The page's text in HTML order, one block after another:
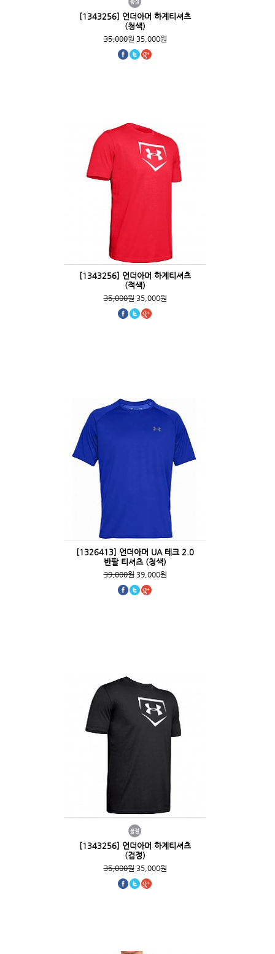
[1343256] 언더아머 하계티셔츠
(청색)
35,000원35,000원
[1343256] 언더아머 하계티셔츠
(적색)
35,000원35,000원
[1326413] 언더아머 UA 테크 2.0
반팔 티셔츠 (청색)
39,000원39,000원
[1343256] 언더아머 하계티셔츠
(검정)
35,000원35,000원